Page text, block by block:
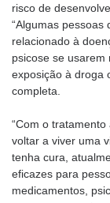
risco de
“Algumas
relacionado à
psicose se usarem
exposição à droga
completa.
“Com o
voltar a viver uma
tenha cura,
eficazes para
medicamentos,